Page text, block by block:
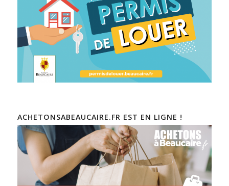
ACHETONSABEAUCAIRE.FR EST EN LIGNE !